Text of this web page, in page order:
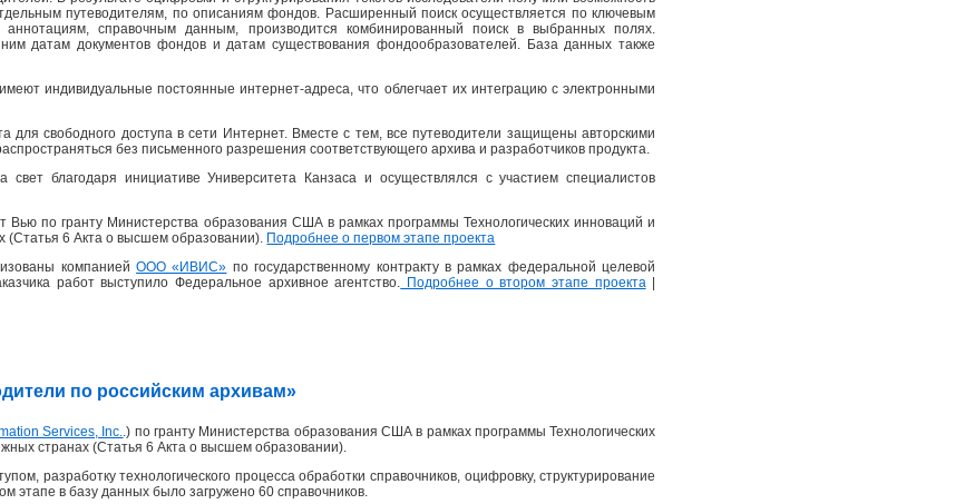
путеводителям, по описаниям фондов. Расширенный поиск осуществляется по ключевым
справочным данным, производится комбинированный поиск в выбранных полях.
датам документов фондов и датам существования фондообразователей. База данных также
индивидуальные постоянные интернет-адреса, что облегчает их интеграцию с электронными
для свободного доступа в сети Интернет. Вместе с тем, все путеводители защищены авторскими
без письменного разрешения соответствующего архива и разработчиков продукта.
благодаря инициативе Университета Канзаса и осуществлялся с участием специалистов
по гранту Министерства образования США в рамках программы Технологических инноваций и
(Статья 6 Акта о высшем образовании). Подробнее о первом этапе проекта
компаниейООО «ИВИС» по государственному контракту в рамках федеральной целевой
работ выступило Федеральное архивное агентство. Подробнее о втором этапе проекта|
по российским архивам»
Services, Inc. .) по гранту Министерства образования США в рамках программы Технологических
странах (Статья 6 Акта о высшем образовании).
разработку технологического процесса обработки справочников, оцифровку, структурирование
этапе в базу данных было загружено 60 справочников.